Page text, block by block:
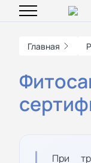
Главная
При